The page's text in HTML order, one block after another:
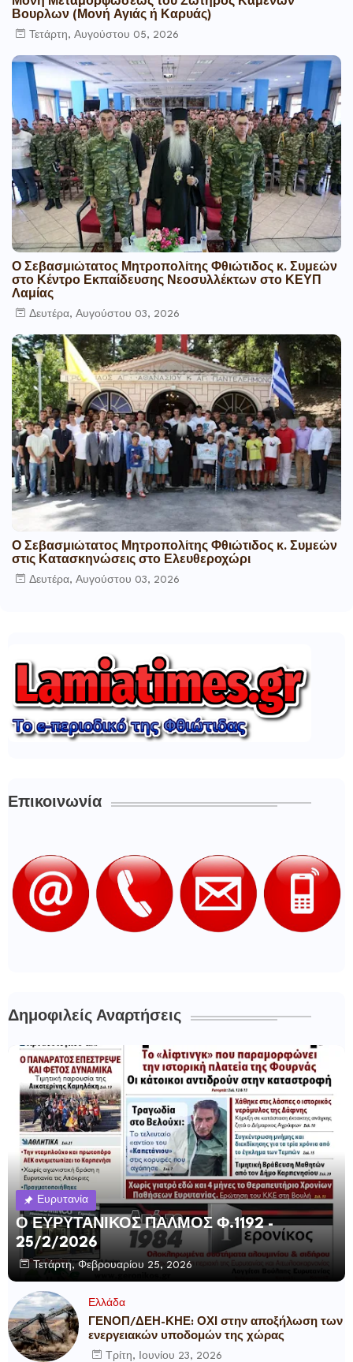
Βουρλων (Μονή Αγιάς ή Καρυάς)
Τετάρτη, Αυγούστου 05, 2026
Ο Σεβασμιώτατος Μητροπολίτης Φθιώτιδος κ. Συμεών
στο Κέντρο Εκπαίδευσης Νεοσυλλέκτων στο ΚΕΥΠ
Λαμίας
Δευτέρα, Αυγούστου 03, 2026
Ο Σεβασμιώτατος Μητροπολίτης Φθιώτιδος κ. Συμεών
στις Κατασκηνώσεις στο Ελευθεροχώρι
Δευτέρα, Αυγούστου 03, 2026
Επικοινωνία
Δημοφιλείς Αναρτήσεις
Ευρυτανία
Ο ΕΥΡΥΤΑΝΙΚΟΣ ΠΑΛΜΟΣ Φ.1192 -
25/2/2026
Τετάρτη, Φεβρουαρίου 25, 2026
Ελλάδα
ΓΕΝΟΠ/ΔΕΗ-ΚΗΕ: ΟΧΙ στην αποξήλωση των
ενεργειακών υποδομών της χώρας
Τρίτη, Ιουνίου 23, 2026